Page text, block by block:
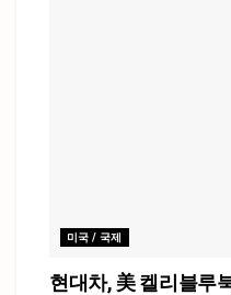
미국 / 국제
현대차, 美 켈리블루